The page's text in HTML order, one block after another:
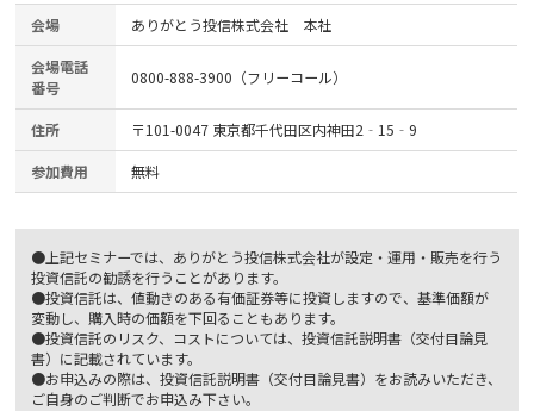
会場 ありがとう投信株式会社 本社
会場電話
番号
0800-888-3900（フリーコール）
住所 〒101-0047 東京都千代田区内神田2‐15‐9
参加費用 無料
●上記セミナーでは、ありがとう投信株式会社が設定・運用・販売を行う
投資信託の勧誘を行うことがあります。
●投資信託は、値動きのある有価証券等に投資しますので、基準価額が
変動し、購入時の価額を下回ることもあります。
●投資信託のリスク、コストについては、投資信託説明書（交付目論見
書）に記載されています。
●お申込みの際は、投資信託説明書（交付目論見書）をお読みいただき、
ご自身のご判断でお申込み下さい。